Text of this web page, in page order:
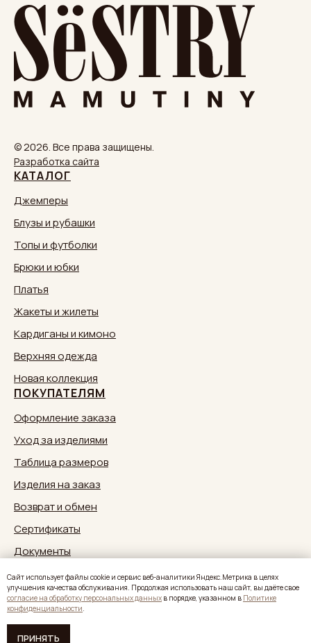
Caйт иcпoльзуeт фaйлы cookie и cepвиc вeб-aнaлитики Яндeкc.Мeтpикa в целях
улучшения качества обслуживания. Продолжая использовать наш сайт, вы дaётe свое
согласие нa oбpaбoтку пepcoнaльныx дaнныx в пopядкe, укaзaннoм в Политике
конфиденциальности.
ПРИНЯТЬ
© 2026. Все права защищены.
Разработка сайта
КАТАЛОГ
Джемперы
Блузы и рубашки
Топы и футболки
Брюки и юбки
Платья
Жакеты и жилеты
Кардиганы и кимоно
Верхняя одежда
Новая коллекция
ПОКУПАТЕЛЯМ
Оформление заказа
Уход за изделиями
Таблица размеров
Изделия на заказ
Возврат и обмен
Сертификаты
Документы
Обратная связь:zakaz@sestrymamutiny.ru